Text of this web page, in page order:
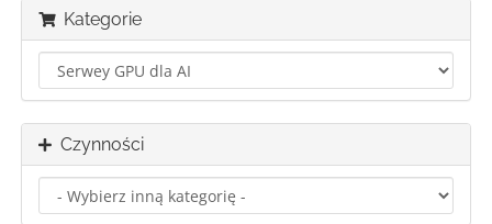
Kategorie
Czynności